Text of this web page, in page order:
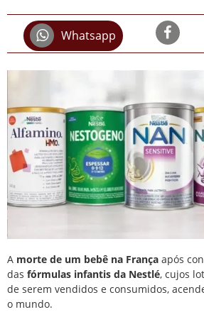
Whatsapp
A morte de um bebê na França após
das fórmulas infantis da Nestlé, cujos
de serem vendidos e consumidos,
o mundo.